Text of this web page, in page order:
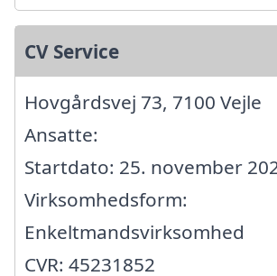
CV Service
Hovgårdsvej 73, 7100 Vejle
Ansatte:
Startdato: 25. november
Virksomhedsform:
Enkeltmandsvirksomhed
CVR: 45231852